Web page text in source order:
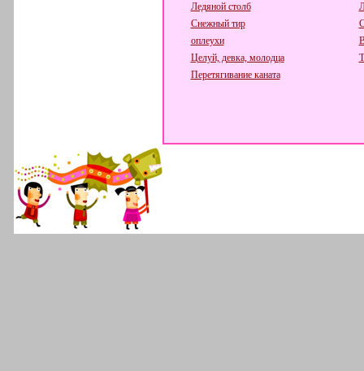
Ледяной столб
Снежный тир
оплеухи
Целуй, девка, молодца
Перетягивание каната